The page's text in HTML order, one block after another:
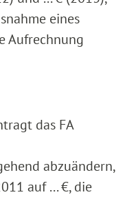
eines
Aufrechnung
das FA
abzuändern,
auf ... €, die